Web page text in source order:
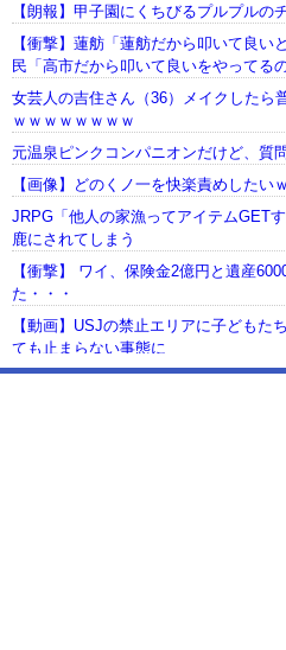
【朗報】甲子園にくちびるプルプルの
【衝撃】蓮舫「蓮舫だから叩いて良
民「高市だから叩いて良いをやって
女芸人の吉住さん（36）メイクしたら
ｗｗｗｗｗｗｗｗ
元温泉ピンクコンパニオンだけど、質
【画像】どのくノ一を快楽責めしたい
JRPG「他人の家漁ってアイテムGET
鹿にされてしまう
【衝撃】 ワイ、保険金2億円と遺産
た・・・
【動画】USJの禁止エリアに子ども
ても止まらない事態に
Powered by livedoor 相互RSS